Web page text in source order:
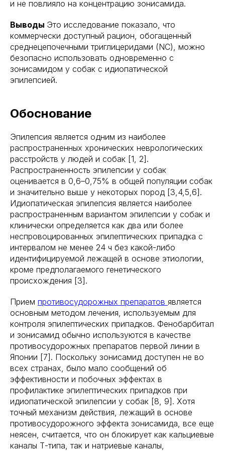
и не повлияло на концентрацию зонисамида.
Выводы Это исследование показало, что
коммерчески доступный рацион, обогащенный
среднецепочечными триглицеридами (NC), можно
безопасно использовать одновременно с
зонисамидом у собак с идиопатической
эпилепсией.
Обоснование
Эпилепсия является одним из наиболее
распространенных хронических неврологических
расстройств у людей и собак [1, 2].
Распространенность эпилепсии у собак
оценивается в 0,6–0,75% в общей популяции собак
и значительно выше у некоторых пород [3,4,5,6].
Идиопатическая эпилепсия является наиболее
распространенным вариантом эпилепсии у собак и
клинически определяется как два или более
неспровоцированных эпилептических припадка с
интервалом не менее 24 ч без какой-либо
идентифицируемой лежащей в основе этиологии,
кроме предполагаемого генетического
происхождения [3].
Прием противосудорожных препаратов является
основным методом лечения, используемым для
контроля эпилептических припадков. Фенобарбитал
и зонисамид обычно используются в качестве
противосудорожных препаратов первой линии в
Японии [7]. Поскольку зонисамид доступен не во
всех странах, было мало сообщений об
эффективности и побочных эффектах в
профилактике эпилептических припадков при
идиопатической эпилепсии у собак [8, 9]. Хотя
точный механизм действия, лежащий в основе
противосудорожного эффекта зонисамида, все еще
неясен, считается, что он блокирует как кальциевые
каналы Т-типа, так и натриевые каналы,